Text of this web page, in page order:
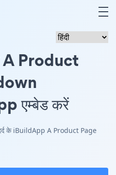
A Product
एम्बेड करें
के iBuildApp A Product Page